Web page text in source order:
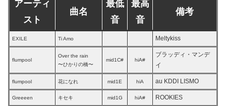
アーティ
スト
曲名
最低
音
最高
音
備考
EXILE Ti Amo Meltykiss
flumpool
Over the rain
〜ひかりの橋〜
mid1C# hiA#
ブラッディ・マンデ
イ
flumpool 花になれ mid1E hiA au KDDI LISMO
Greeeen キセキ mid1G hiA# ROOKIES